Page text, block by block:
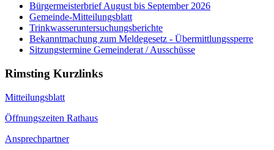
Bürgermeisterbrief August bis September 2026
Gemeinde-Mitteilungsblatt
Trinkwasseruntersuchungsberichte
Bekanntmachung zum Meldegesetz - Übermittlungssperre
Sitzungstermine Gemeinderat / Ausschüsse
Rimsting Kurzlinks
Mitteilungsblatt
Öffnungszeiten Rathaus
Ansprechpartner